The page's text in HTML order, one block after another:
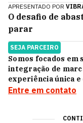
APRESENTADO POR
O desafio de
parar
SEJA PARCEIRO
Somos focados
integração de
experiência única
Entre em contato